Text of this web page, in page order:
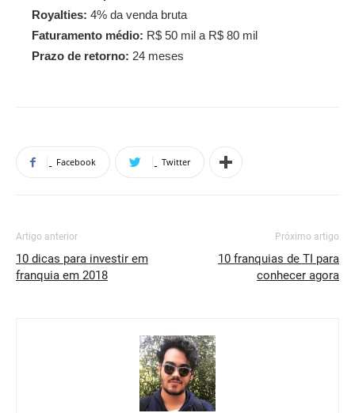
Royalties: 4% da venda bruta
Faturamento médio: R$ 50 mil a R$ 80 mil
Prazo de retorno: 24 meses
Facebook Twitter
Artigo anterior
10 dicas para investir em
franquia em 2018
Próximo artigo
10 franquias de TI para
conhecer agora